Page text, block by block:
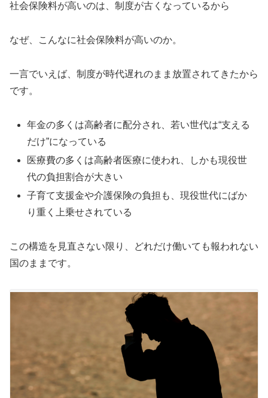
社会保険料が高いのは、制度が古くなっているから
なぜ、こんなに社会保険料が高いのか。
一言でいえば、制度が時代遅れのまま放置されてきたから
です。
年金の多くは高齢者に配分され、若い世代は“支える
だけ”になっている
医療費の多くは高齢者医療に使われ、しかも現役世
代の負担割合が大きい
子育て支援金や介護保険の負担も、現役世代にばか
り重く上乗せされている
この構造を見直さない限り、どれだけ働いても報われない
国のままです。